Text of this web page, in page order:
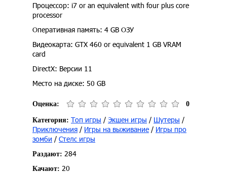
Процессор: i7 or an equivalent with four plus core
processor
Оперативная память: 4 GB ОЗУ
Видеокарта: GTX 460 or equivalent 1 GB VRAM
card
DirectX: Версии 11
Место на диске: 50 GB
Оценка: 0
Категория: Топ игры / Экшен игры / Шутеры /
Приключения / Игры на выживание / Игры про
зомби / Стелс игры
Раздают: 284
Качают: 20